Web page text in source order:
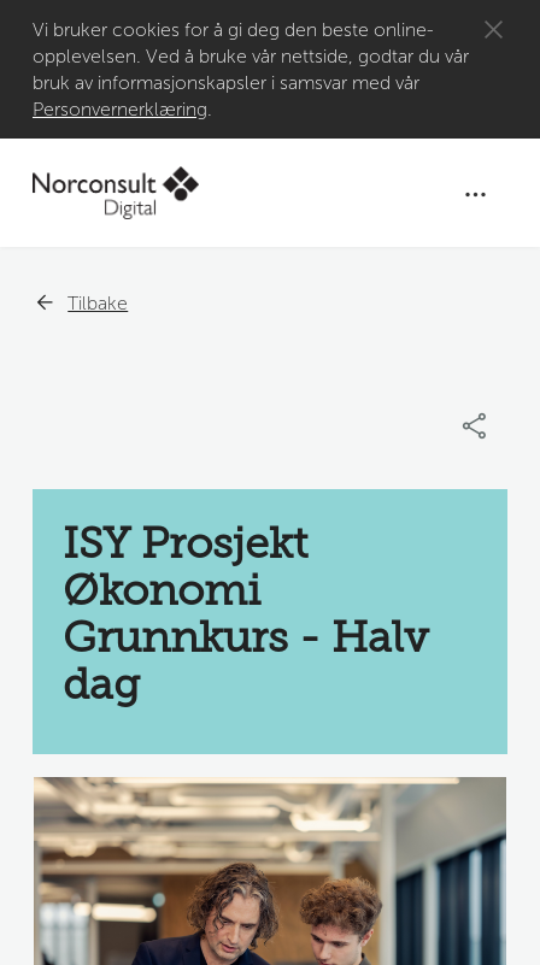
Gå til
hovedinnhold
Vi bruker cookies for å gi deg den beste online-
opplevelsen. Ved å bruke vår nettside, godtar du vår
bruk av informasjonskapsler i samsvar med vår
Personvernerklæring
Tilbake
ISY Prosjekt
Økonomi
Grunnkurs - Halv
dag